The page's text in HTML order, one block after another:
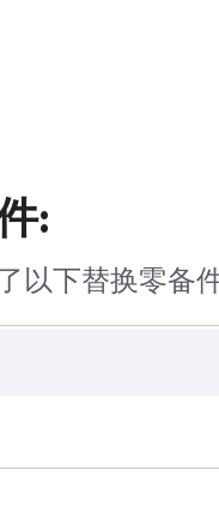
:
以下替换零备